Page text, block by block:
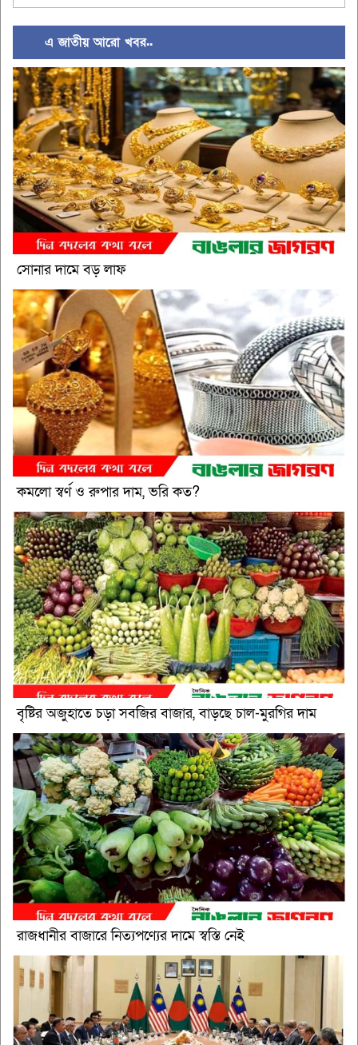
এ জাতীয় আরো খবর..
সোনার দামে বড় লাফ
কমলো স্বর্ণ ও রুপার দাম, ভরি কত?
বৃষ্টির অজুহাতে চড়া সবজির বাজার, বাড়ছে চাল-মুরগির দাম
রাজধানীর বাজারে নিত্যপণ্যের দামে স্বস্তি নেই